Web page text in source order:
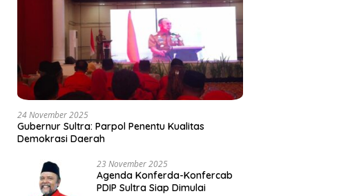
24 November 2025
Gubernur Sultra: Parpol Penentu Kualitas
Demokrasi Daerah
23 November 2025
Agenda Konferda-Konfercab
PDIP Sultra Siap Dimulai